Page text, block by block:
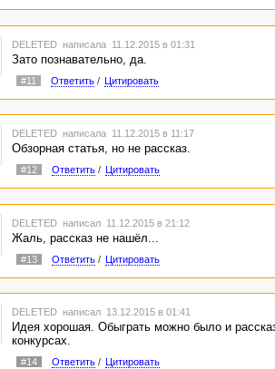
DELETED написала 11.12.2015 в 01:31
Зато познавательно, да.
#11 Ответить/ Цитировать
DELETED написала 11.12.2015 в 11:17
Обзорная статья, но не рассказ.
#12 Ответить/ Цитировать
DELETED написал 11.12.2015 в 21:12
Жаль, рассказ не нашёл...
#13 Ответить/ Цитировать
DELETED написал 13.12.2015 в 01:41
Идея хорошая. Обыграть можно было и
конкурсах.
#14 Ответить/ Цитировать